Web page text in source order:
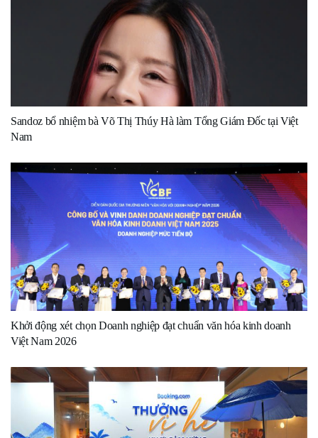
Sandoz bổ nhiệm bà Võ Thị Thúy Hà làm Tổng Giám Đốc tại Việt
Nam
Khởi động xét chọn Doanh nghiệp đạt chuẩn văn hóa kinh doanh
Việt Nam 2026